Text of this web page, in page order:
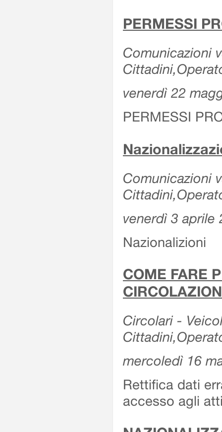
PERMESSI
Comunicazioni
venerdì 22
PERMESSI
Comunicazioni
venerdì 3 aprile
Nazionalizioni
COME FARE
Circolari -
mercoledì 16
Rettifica dati
accesso agli